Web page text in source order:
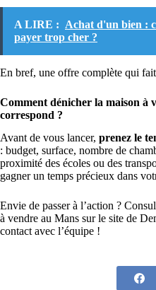
A LIRE : Achat d'un bien :
payer trop cher ?
En bref, une offre complète qui
Comment dénicher la maison à
correspond ?
Avant de vous lancer, prenez le
: budget, surface, nombre de
proximité des écoles ou des
gagner un temps précieux dans
Envie de passer à l’action ?
à vendre au Mans sur le site de
contact avec l’équipe !